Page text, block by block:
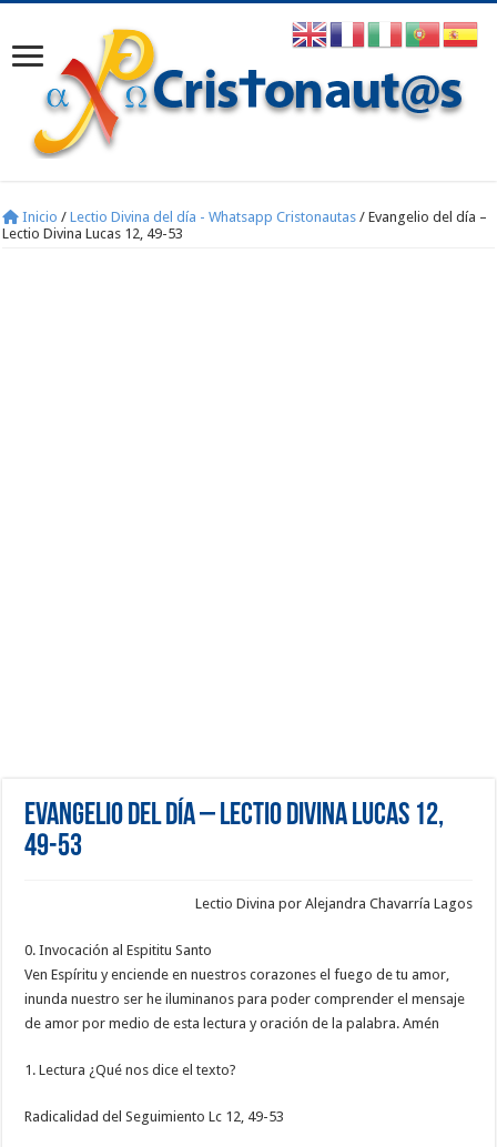
Inicio / Lectio Divina del día - Whatsapp Cristonautas / Evangelio del día –
Lectio Divina Lucas 12, 49-53
Evangelio del día – Lectio Divina Lucas 12,
49-53
Lectio Divina por Alejandra Chavarría Lagos
0. Invocación al Espititu Santo
Ven Espíritu y enciende en nuestros corazones el fuego de tu amor,
inunda nuestro ser he iluminanos para poder comprender el mensaje
de amor por medio de esta lectura y oración de la palabra. Amén
1. Lectura ¿Qué nos dice el texto?
Radicalidad del Seguimiento Lc 12, 49-53